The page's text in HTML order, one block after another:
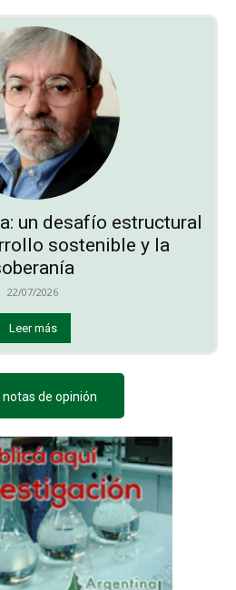
un desafío estructural
sostenible y la
22/07/2026
Leer más
notas de opinión